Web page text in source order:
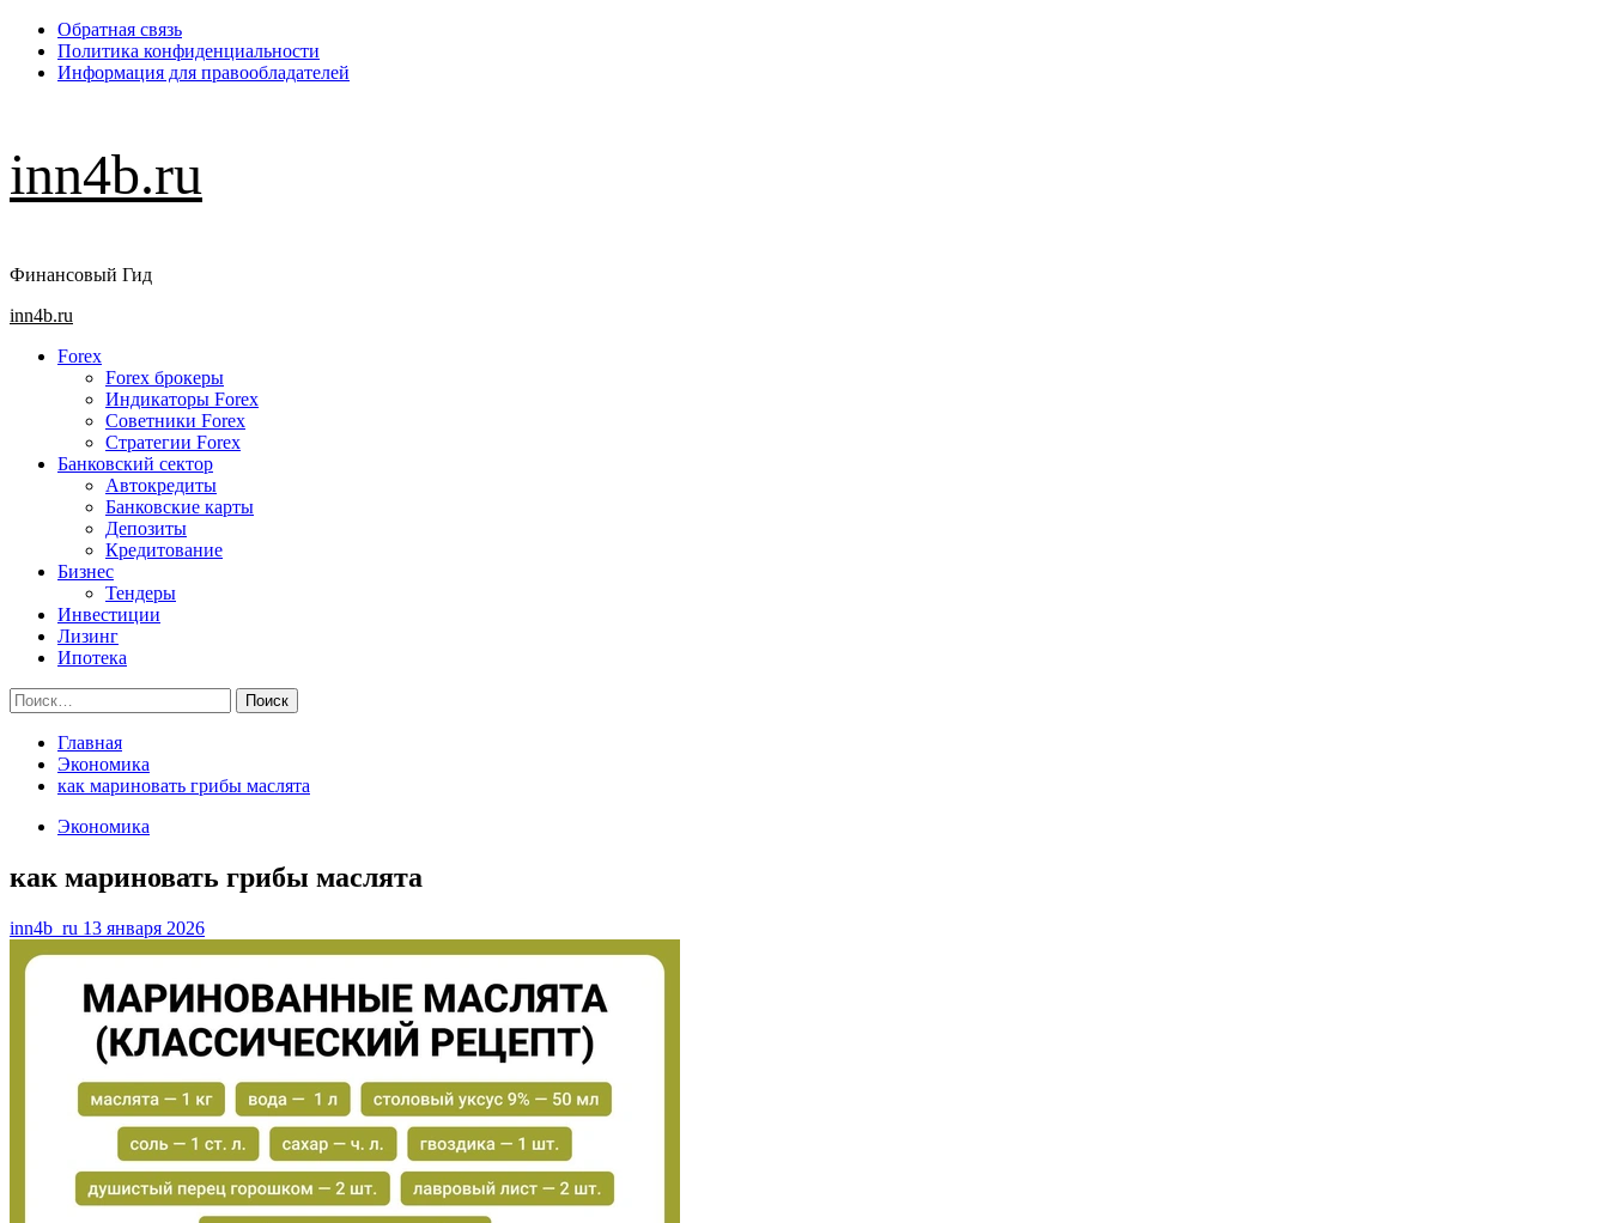
Перейти
содержимому
Обратная связь
Политика конфиденциальности
Информация для правообладателей
inn4b.ru
Финансовый Гид
Основное
inn4b.ru
Forex
Forex брокеры
Индикаторы Forex
Советники Forex
Стратегии Forex
Банковский сектор
Автокредиты
Банковские карты
Депозиты
Кредитование
Бизнес
Тендеры
Инвестиции
Лизинг
Ипотека
Найти:
Главная
Экономика
как мариновать грибы маслята
Экономика
как мариновать грибы маслята
inn4b_ru 13 января 2026